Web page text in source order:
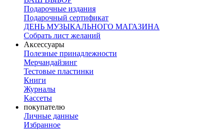
Подарочные издания
Подарочный сертификат
ДЕНЬ МУЗЫКАЛЬНОГО МАГАЗИНА
Собрать лист желаний
Аксессуары
Полезные принадлежности
Мерчандайзинг
Тестовые пластинки
Книги
Журналы
Кассеты
покупателю
Личные данные
Избранное